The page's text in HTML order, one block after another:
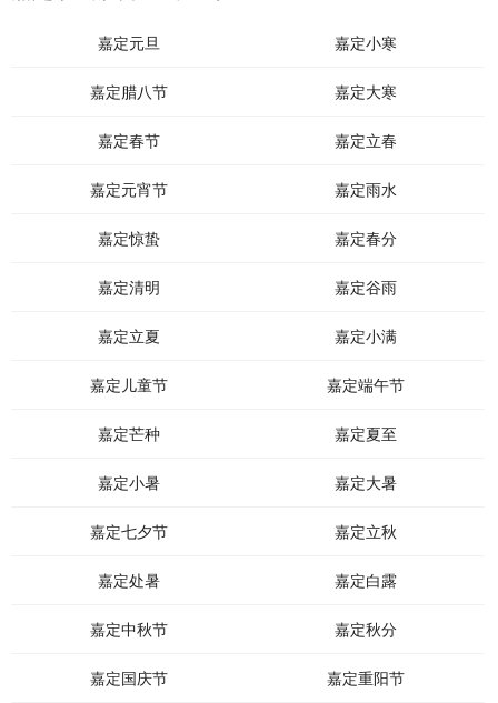
嘉定元旦 嘉定小寒
嘉定腊八节 嘉定大寒
嘉定春节 嘉定立春
嘉定元宵节 嘉定雨水
嘉定惊蛰 嘉定春分
嘉定清明 嘉定谷雨
嘉定立夏 嘉定小满
嘉定儿童节 嘉定端午节
嘉定芒种 嘉定夏至
嘉定小暑 嘉定大暑
嘉定七夕节 嘉定立秋
嘉定处暑 嘉定白露
嘉定中秋节 嘉定秋分
嘉定国庆节 嘉定重阳节